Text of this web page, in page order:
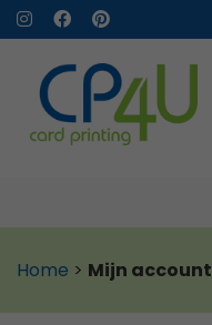
Home > Mijn account